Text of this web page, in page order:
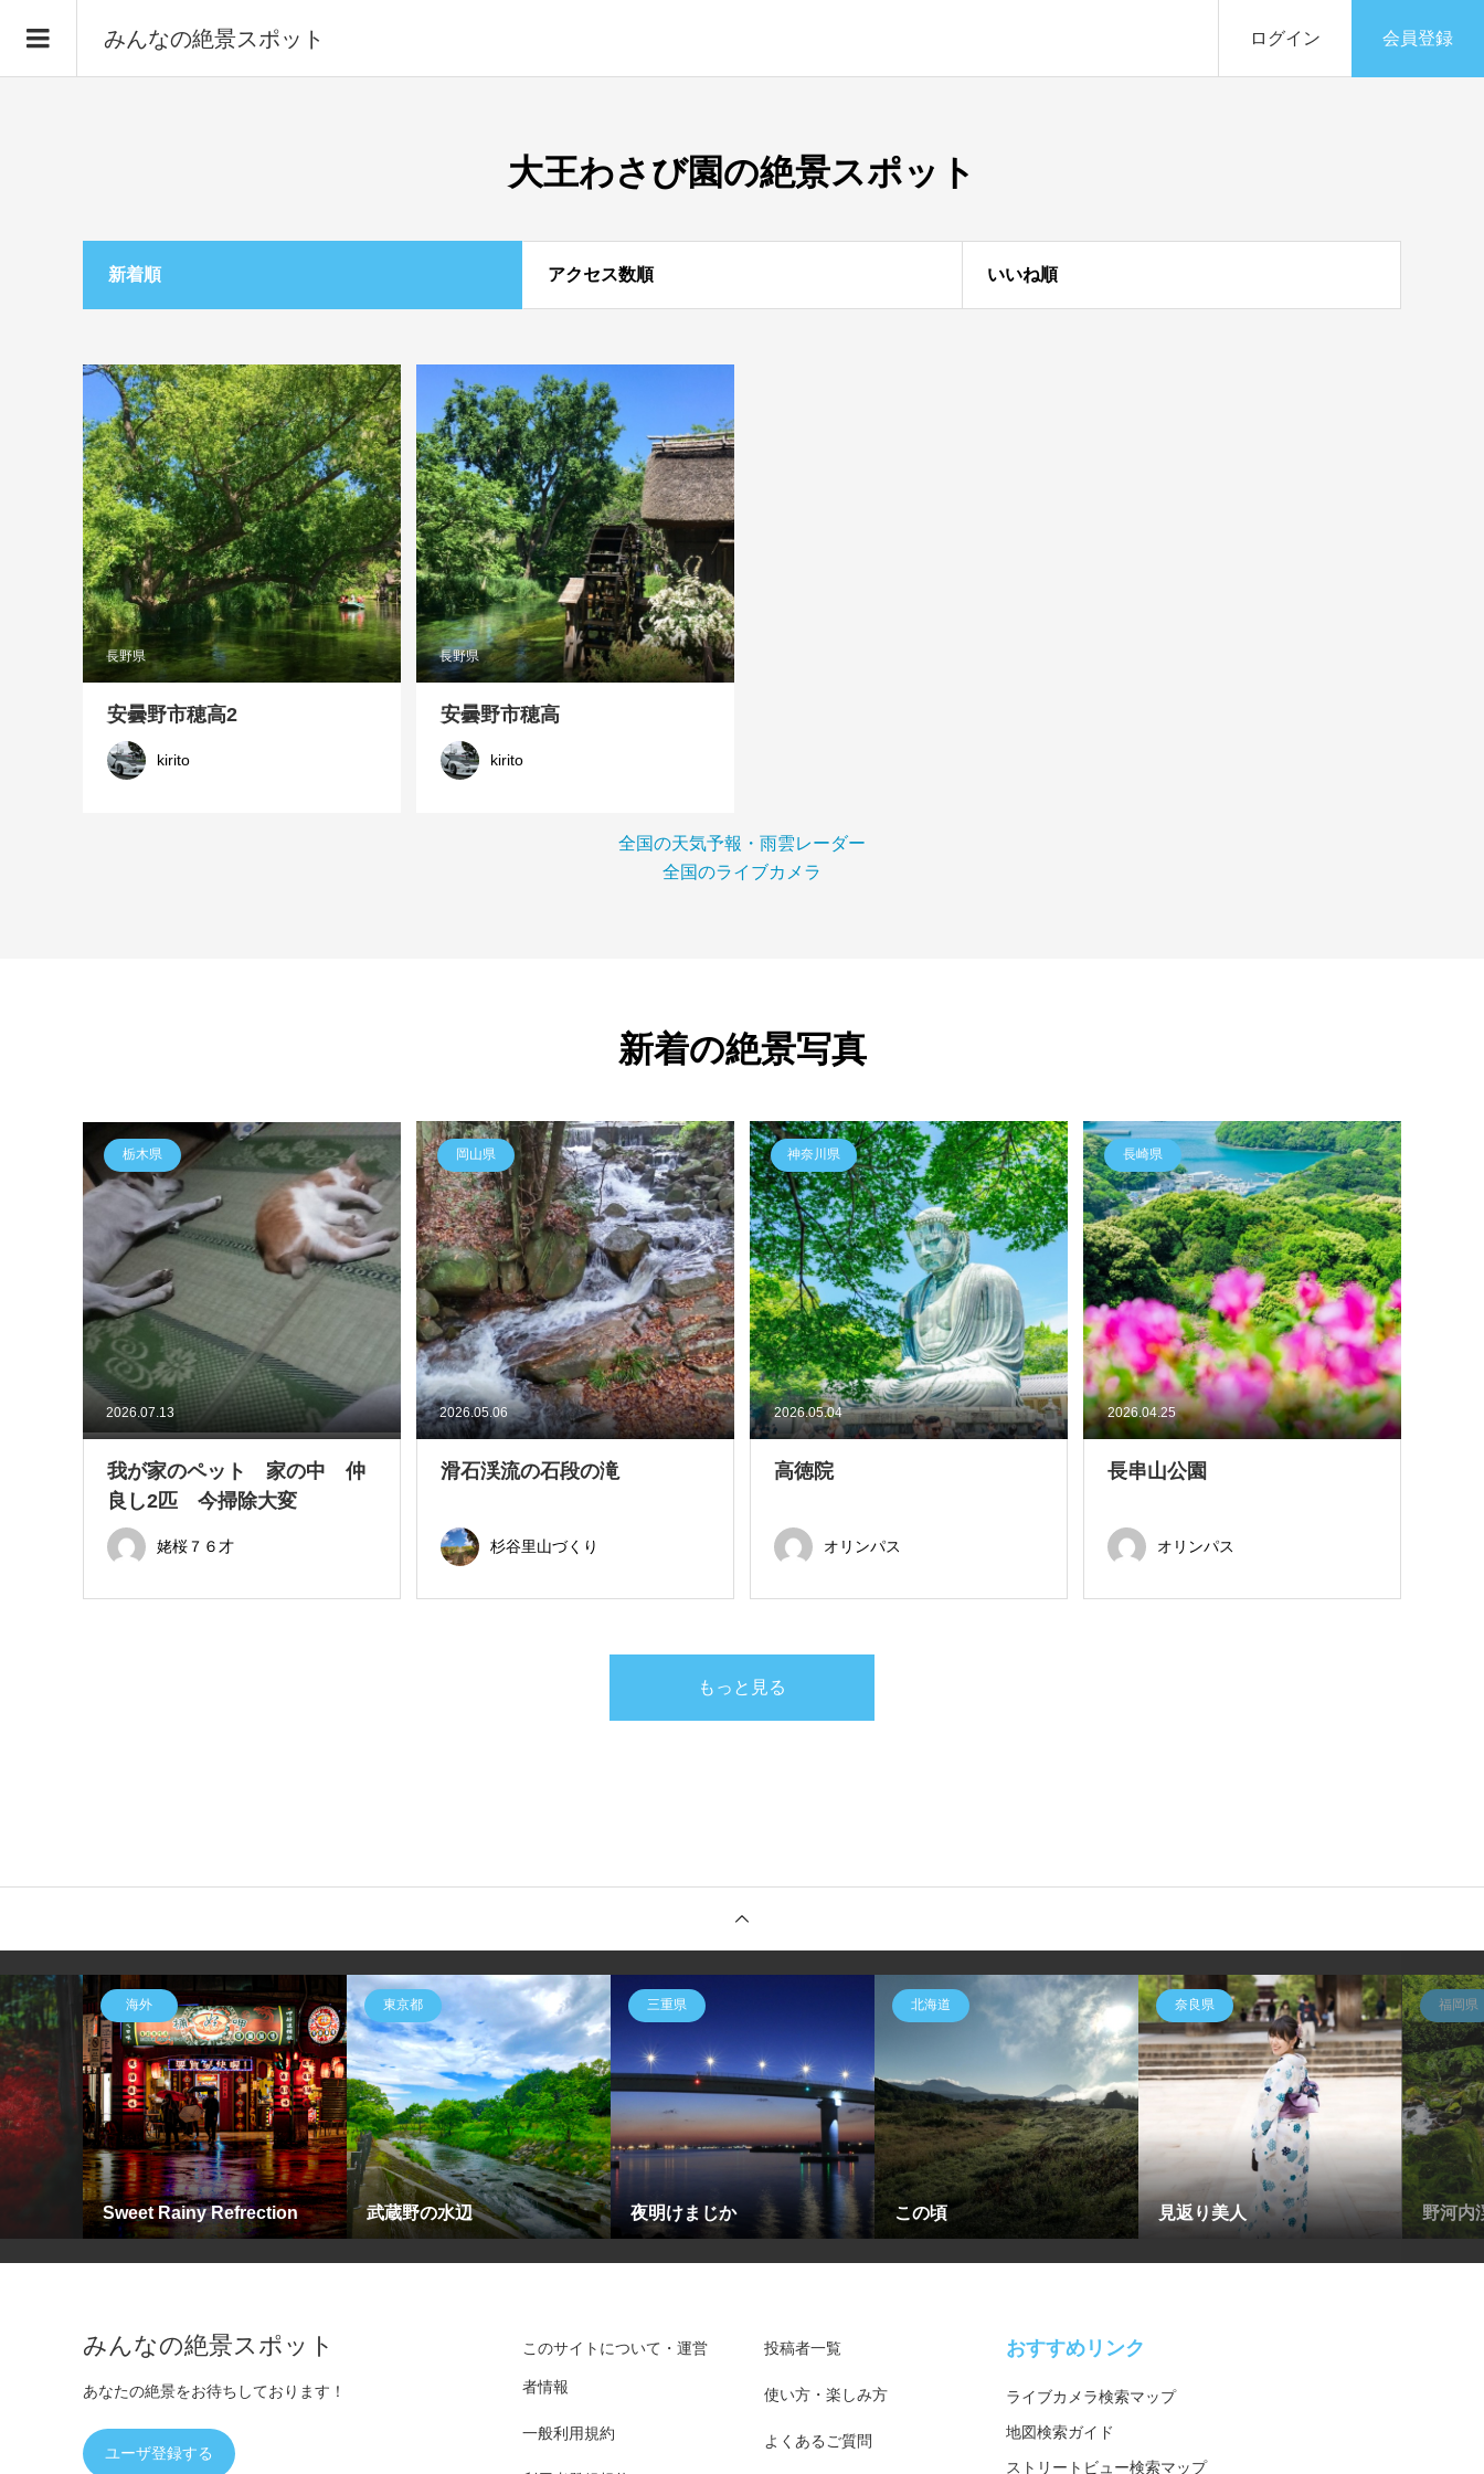
みんなの絶景スポット ログイン 会員登録
大王わさび園の絶景スポット
新着順 アクセス数順 いいね順
長野県
安曇野市穂高2
kirito
長野県
安曇野市穂高
kirito
全国の天気予報・雨雲レーダー
全国のライブカメラ
新着の絶景写真
2026.07.13
栃木県
我が家のペット 家の中 仲
良し2匹 今掃除大変
姥桜７６才
2026.05.06
岡山県
滑石渓流の石段の滝
杉谷里山づくり
2026.05.04
神奈川県
高徳院
オリンパス
2026.04.25
長崎県
長串山公園
オリンパス
もっと見る
海外
Sweet Rainy Refrection
東京都
武蔵野の水辺
三重県
夜明けまじか
北海道
この頃
奈良県
見返り美人
福岡県
野河内
みんなの絶景スポット
あなたの絶景をお待ちしております！
ユーザ登録する
このサイトについて・運営
者情報
一般利用規約
投稿者一覧
使い方・楽しみ方
よくあるご質問
おすすめリンク
ライブカメラ検索マップ
地図検索ガイド
ストリートビュー検索マップ